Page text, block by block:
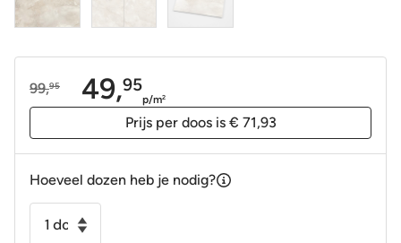
99,95
Oorspronkelijke
49,95
Huidige
p/m2
Prijs per doos is € 71,93
Hoeveel dozen heb je nodig?